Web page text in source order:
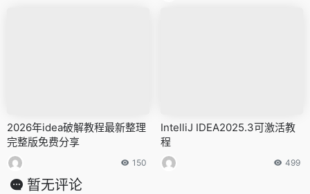
2026年idea破解教程最新整理
完整版免费分享
150
IntelliJ IDEA2025.3可激活教
程
499
暂无评论